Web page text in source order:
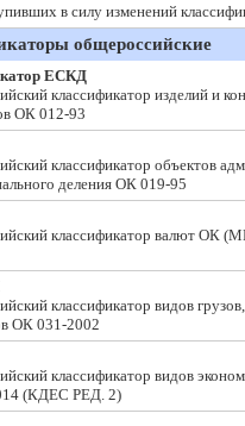
в силу изменений
общероссийские
ЕСКД
классификатор изделий и
ОК 012-93
классификатор объектов
деления ОК 019-95
классификатор валют ОК
классификатор видов
ОК 031-2002
классификатор видов
(КДЕС РЕД. 2)